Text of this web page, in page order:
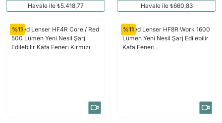
Havale ile ₺5.418,77 Havale ile ₺660,83
%11 %11